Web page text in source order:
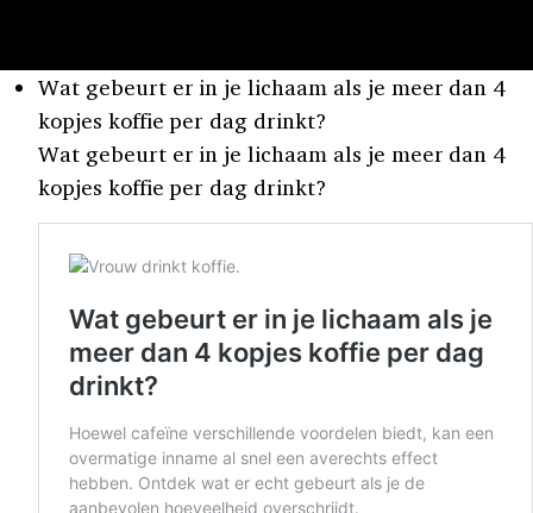
Wat gebeurt er in je lichaam als je meer dan 4
kopjes koffie per dag drinkt?
Wat gebeurt er in je lichaam als je meer dan 4
kopjes koffie per dag drinkt?